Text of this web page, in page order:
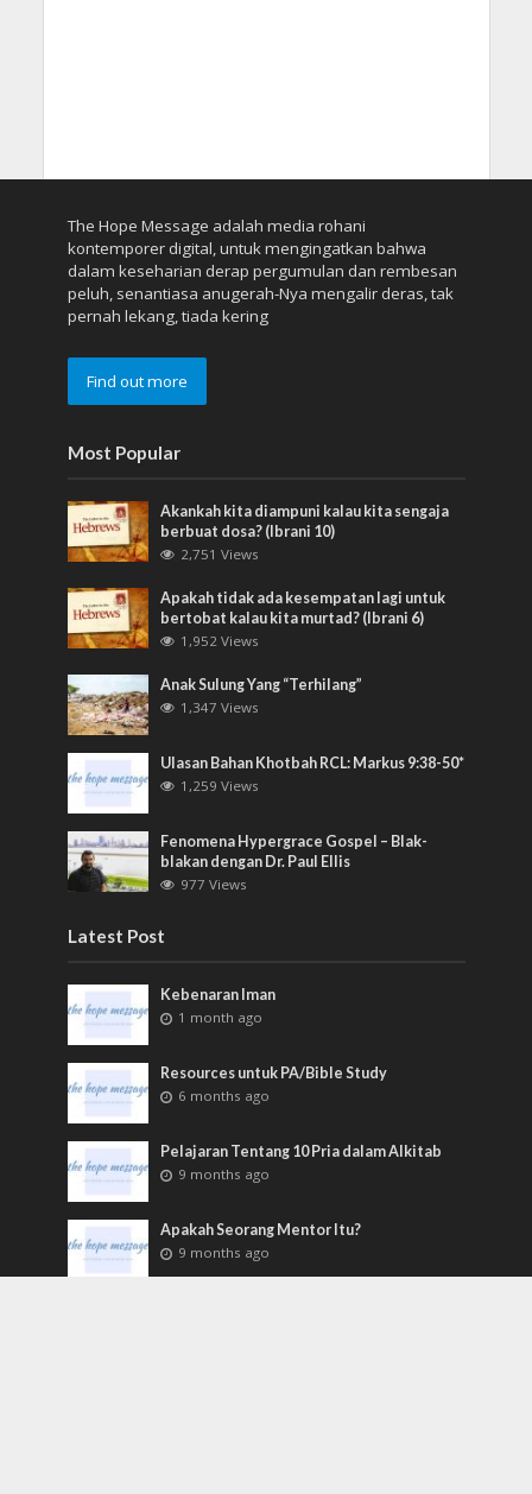
The Hope Message adalah media rohani
kontemporer digital, untuk mengingatkan bahwa
dalam keseharian derap pergumulan dan rembesan
peluh, senantiasa anugerah-Nya mengalir deras, tak
pernah lekang, tiada kering
Find out more
Most Popular
Akankah kita diampuni kalau kita sengaja
berbuat dosa? (Ibrani 10)
2,751 Views
Apakah tidak ada kesempatan lagi untuk
bertobat kalau kita murtad? (Ibrani 6)
1,952 Views
Anak Sulung Yang “Terhilang”
1,347 Views
Ulasan Bahan Khotbah RCL: Markus 9:38-50*
1,259 Views
Fenomena Hypergrace Gospel – Blak-
blakan dengan Dr. Paul Ellis
977 Views
Latest Post
Kebenaran Iman
1 month ago
Resources untuk PA/Bible Study
6 months ago
Pelajaran Tentang 10 Pria dalam Alkitab
9 months ago
Apakah Seorang Mentor Itu?
9 months ago